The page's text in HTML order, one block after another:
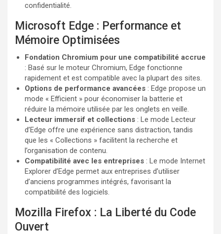
confidentialité.
Microsoft Edge : Performance et
Mémoire Optimisées
Fondation Chromium pour une compatibilité accrue
: Basé sur le moteur Chromium, Edge fonctionne
rapidement et est compatible avec la plupart des sites.
Options de performance avancées : Edge propose un
mode « Efficient » pour économiser la batterie et
réduire la mémoire utilisée par les onglets en veille.
Lecteur immersif et collections : Le mode Lecteur
d’Edge offre une expérience sans distraction, tandis
que les « Collections » facilitent la recherche et
l’organisation de contenu.
Compatibilité avec les entreprises : Le mode Internet
Explorer d’Edge permet aux entreprises d’utiliser
d’anciens programmes intégrés, favorisant la
compatibilité des logiciels.
Mozilla Firefox : La Liberté du Code
Ouvert